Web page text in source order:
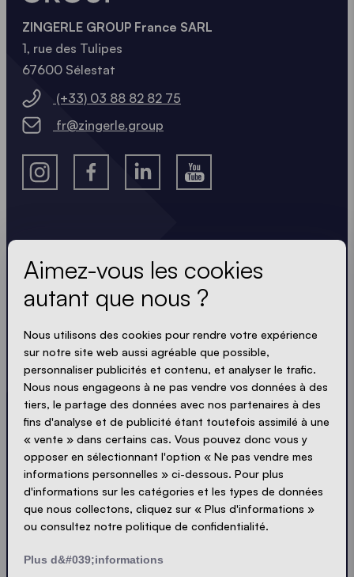
Obtenez les dernières
nouvelles.
Toujours à jour. Pas de spam ! Nous sommes brefs
et percutants. Tout comme nos tentes.
ACCEPTER LA POLITIQUE DE PROTECTION
PRIVACY
LOADING - LOADING - LOADING - LOADING -
ZINGERLE GROUP France SARL
1, rue des Tulipes
67600 Sélestat
(+33) 03 88 82 82 75
fr@zingerle.group
Aimez-vous les cookies
autant que nous ?
Nous utilisons des cookies pour rendre votre expérience
sur notre site web aussi agréable que possible,
personnaliser publicités et contenu, et analyser le trafic.
Nous nous engageons à ne pas vendre vos données à des
tiers, le partage des données avec nos partenaires à des
fins d'analyse et de publicité étant toutefois assimilé à une
« vente » dans certains cas. Vous pouvez donc vous y
opposer en sélectionnant l'option « Ne pas vendre mes
informations personnelles » ci-dessous. Pour plus
d'informations sur les catégories et les types de données
que nous collectons, cliquez sur « Plus d'informations »
ou consultez notre politique de confidentialité.
Plus d&#039;informations